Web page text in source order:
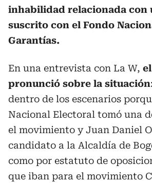
inhabilidad relacionada con
suscrito con el Fondo
Garantías.
En una entrevista con La W,
pronunció sobre la situación
dentro de los escenarios
Nacional Electoral tomó una
el movimiento y Juan Daniel
candidato a la Alcaldía de
como por estatuto de
que iban para el movimiento